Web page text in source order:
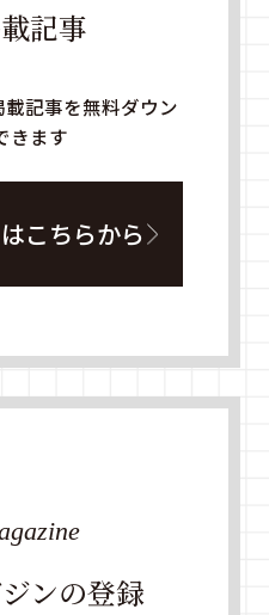
記事
載記事を無料ダウン
きます
こちらから
ンの登録